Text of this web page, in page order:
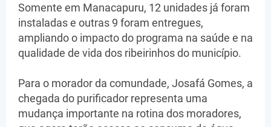
Somente em Manacapuru, 12 unidades já foram
instaladas e outras 9 foram entregues,
ampliando o impacto do programa na saúde e na
qualidade de vida dos ribeirinhos do município.
Para o morador da comundade, Josafá Gomes, a
chegada do purificador representa uma
mudança importante na rotina dos moradores,